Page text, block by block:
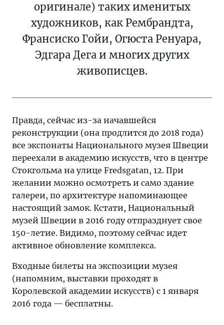
оригинале) таких именитых
художников, как Рембрандта,
Франсиско Гойи, Огюста Ренуара,
Эдгара Дега и многих других
живописцев.
Правда, сейчас из-за начавшейся
реконструкции (она продлится до 2018 года)
все экспонаты Национального музея Швеции
переехали в академию искусств, что в центре
Стокгольма на улице Fredsgatan, 12. При
желании можно осмотреть и само здание
галереи, по архитектуре напоминающее
настоящий замок. Кстати, Национальный
музей Швеции в 2016 году отпразднует свое
150-летие. Видимо, поэтому сейчас идет
активное обновление комплекса.
Входные билеты на экспозиции музея
(напомним, выставки проходят в
Королевской академии искусств) с 1 января
2016 года — бесплатны.